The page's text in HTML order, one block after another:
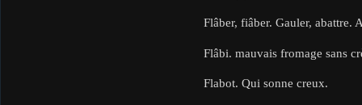
Flâber, fiâber. Gauler, abattre.
Flâbi. mauvais fromage sans
Flabot. Qui sonne creux.